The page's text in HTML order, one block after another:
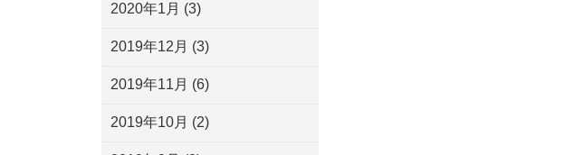
2020年1月 (3)
2019年12月 (3)
2019年11月 (6)
2019年10月 (2)